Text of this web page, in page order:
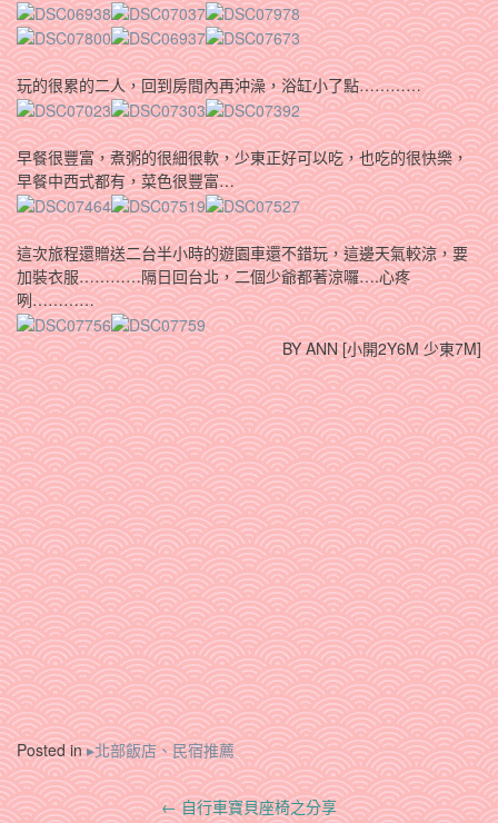
玩的很累的二人，回到房間內再沖澡，浴缸小了點…………
早餐很豐富，煮粥的很細很軟，少東正好可以吃，也吃的很快樂，
早餐中西式都有，菜色很豐富…
這次旅程還贈送二台半小時的遊園車還不錯玩，這邊天氣較涼，要
加裝衣服…………隔日回台北，二個少爺都著涼囉….心疼
咧…………
BY ANN [小開2Y6M 少東7M]
Posted in▸北部飯店、民宿推薦
Post ←自行車寶貝座椅之分享